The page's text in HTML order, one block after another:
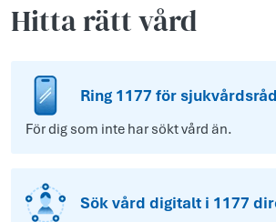
Hitta rätt vård
Ring 1177 för
För dig som inte har sökt vård än.
Sök vård digitalt i 1177